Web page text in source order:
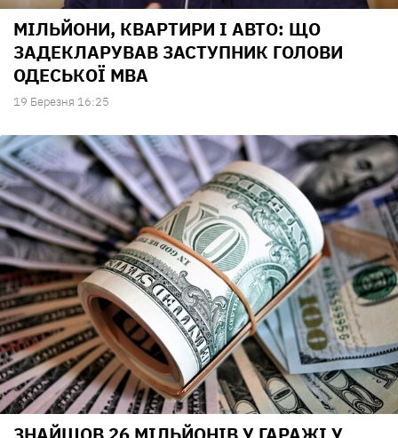
МІЛЬЙОНИ, КВАРТИРИ І АВТО: ЩО
ЗАДЕКЛАРУВАВ ЗАСТУПНИК ГОЛОВИ
ОДЕСЬКОЇ МВА
19 Березня 16:25